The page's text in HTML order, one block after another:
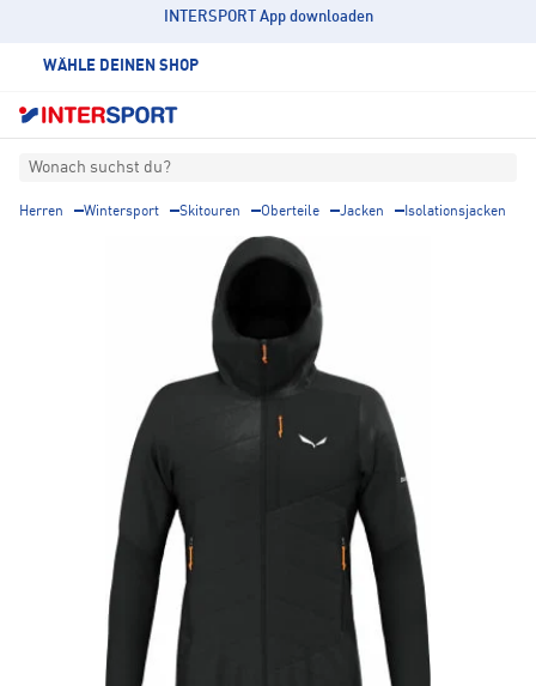
INTERSPORT App downloaden
WÄHLE DEINEN SHOP
Wonach suchst du?
Herren Wintersport Skitouren Oberteile Jacken Isolationsjacken